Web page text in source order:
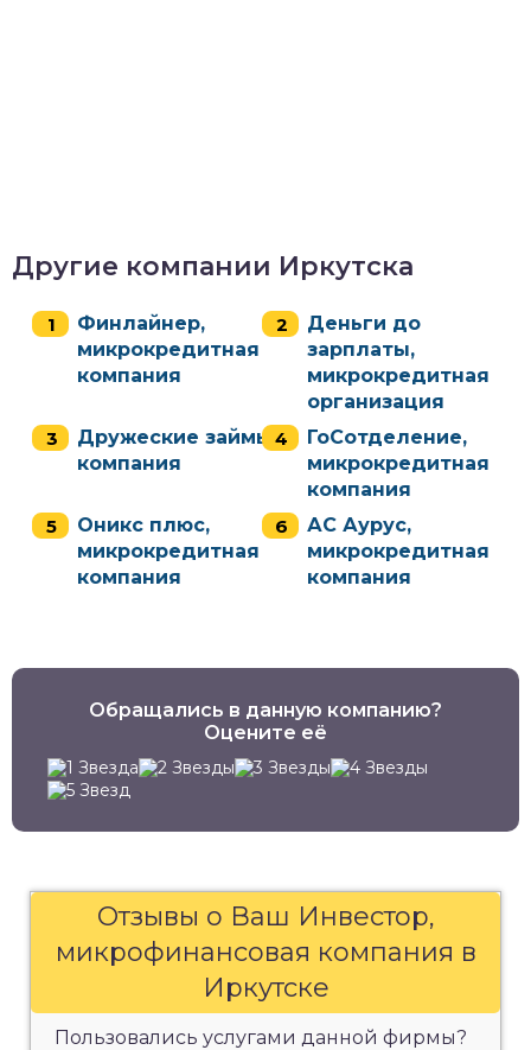
Другие компании Иркутска
Финлайнер,
микрокредитная
компания
Деньги до
зарплаты,
микрокредитная
организация
Дружеские займы,
компания
ГоСотделение,
микрокредитная
компания
Оникс плюс,
микрокредитная
компания
АС Аурус,
микрокредитная
компания
Обращались в данную компанию?
Оцените её
Отзывы о Ваш Инвестор,
микрофинансовая компания в
Иркутске
Пользовались услугами данной фирмы?